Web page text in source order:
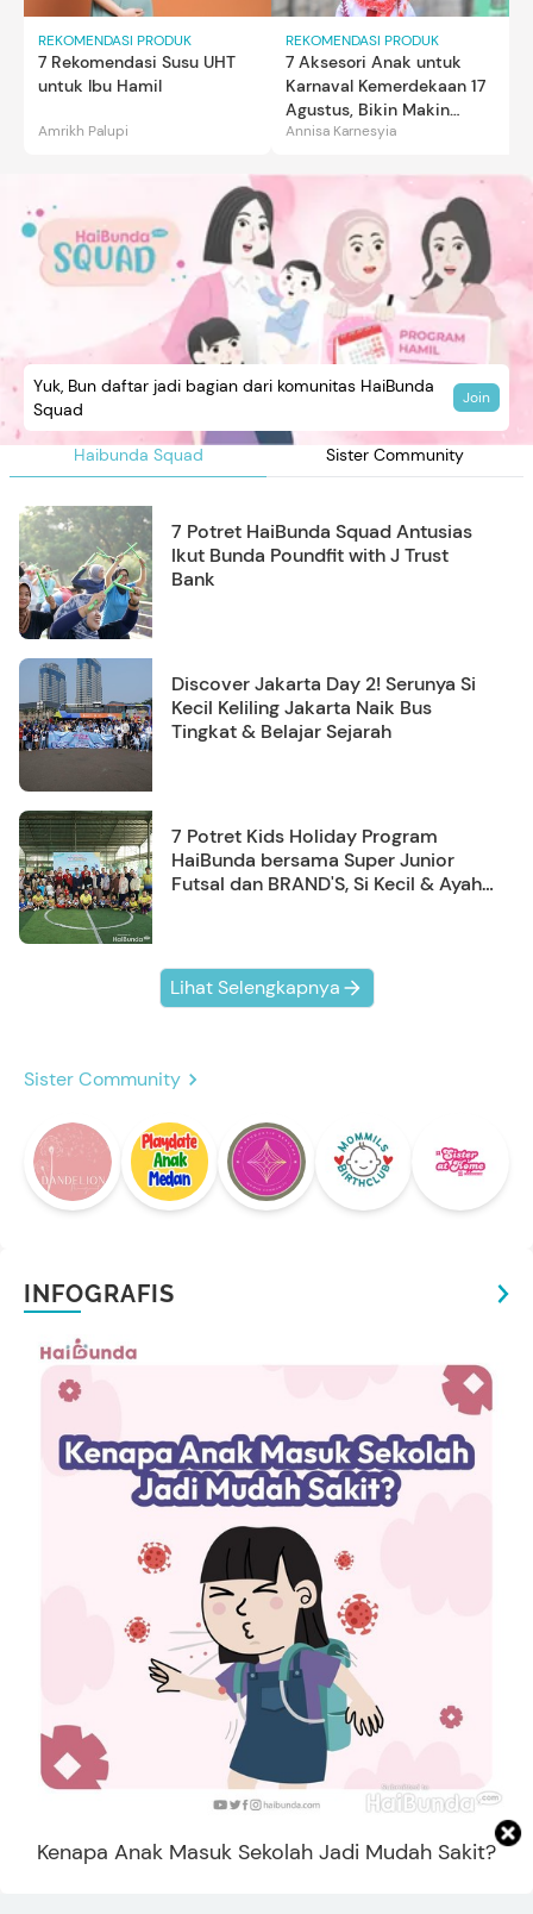
REKOMENDASI PRODUK
7 Rekomendasi Susu UHT
untuk Ibu Hamil
Amrikh Palupi
REKOMENDASI PRODUK
7 Aksesori Anak untuk
Karnaval Kemerdekaan 17
Agustus, Bikin Makin
Gemas
Annisa Karnesyia
Haibunda Squad Sister Community
Yuk, Bun daftar jadi bagian dari komunitas HaiBunda
Squad
Join
7 Potret HaiBunda Squad Antusias
Ikut Bunda Poundfit with J Trust
Bank
Discover Jakarta Day 2! Serunya Si
Kecil Keliling Jakarta Naik Bus
Tingkat & Belajar Sejarah
7 Potret Kids Holiday Program
HaiBunda bersama Super Junior
Futsal dan BRAND'S, Si Kecil & Ayah
Lihat Selengkapnya
Sister Community
INFOGRAFIS
Kenapa Anak Masuk Sekolah Jadi Mudah Sakit?